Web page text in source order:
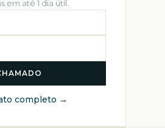
até 1 dia útil.
completo →